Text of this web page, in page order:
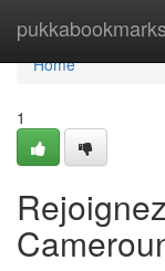
pukkabookmarks
Home
Home
1